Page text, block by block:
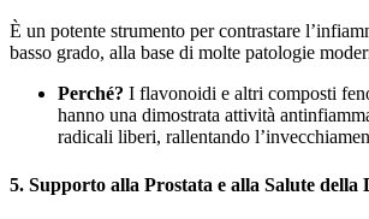
È un potente strumento per contrastare
basso grado, alla base di molte patologie
Perché? I flavonoidi e altri composti
hanno una dimostrata attività
radicali liberi, rallentando
5. Supporto alla Prostata e alla Salute della